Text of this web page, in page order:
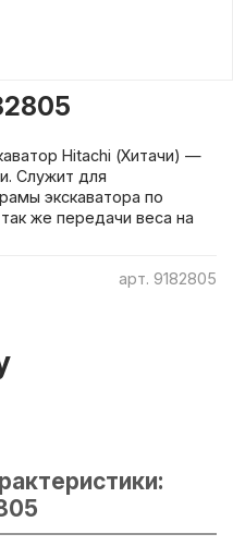
арт. 9182805
Hitachi (Хитачи) —
Служит для
экскаватора по
же передачи веса на